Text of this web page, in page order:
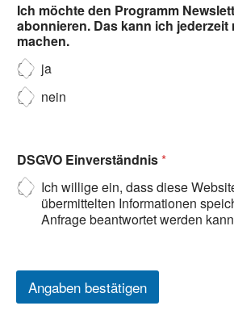
Ich möchte den Programm
abonnieren. Das kann ich
machen.
ja
nein
DSGVO Einverständnis*
Ich willige ein, dass diese
übermittelten Informationen
Anfrage beantwortet werden
Angaben bestätigen